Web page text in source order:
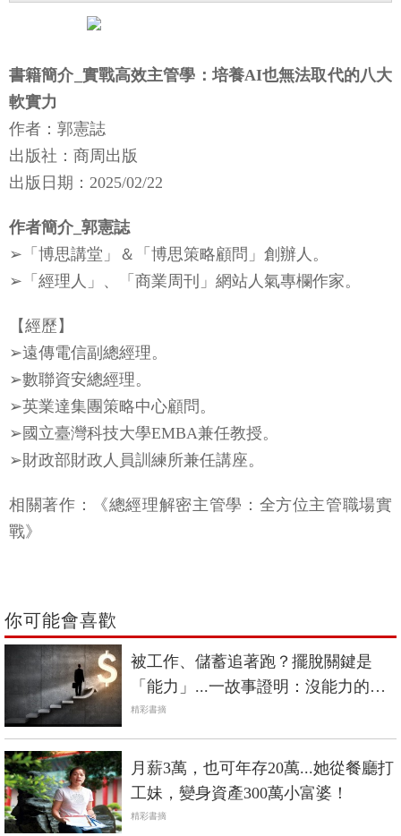
書籍簡介_實戰高效主管學：培養AI也無法取代的八大
軟實力
作者：郭憲誌
出版社：商周出版
出版日期：2025/02/22
作者簡介_郭憲誌
➢「博思講堂」＆「博思策略顧問」創辦人。
➢「經理人」、「商業周刊」網站人氣專欄作家。
【經歷】
➢遠傳電信副總經理。
➢數聯資安總經理。
➢英業達集團策略中心顧問。
➢國立臺灣科技大學EMBA兼任教授。
➢財政部財政人員訓練所兼任講座。
相關著作：《總經理解密主管學：全方位主管職場實
戰》
你可能會喜歡
被工作、儲蓄追著跑？擺脫關鍵是
「能力」...一故事證明：沒能力的人
被平臺選擇，有能力的人選擇平臺
精彩書摘
月薪3萬，也可年存20萬...她從餐廳打
工妹，變身資產300萬小富婆！
精彩書摘